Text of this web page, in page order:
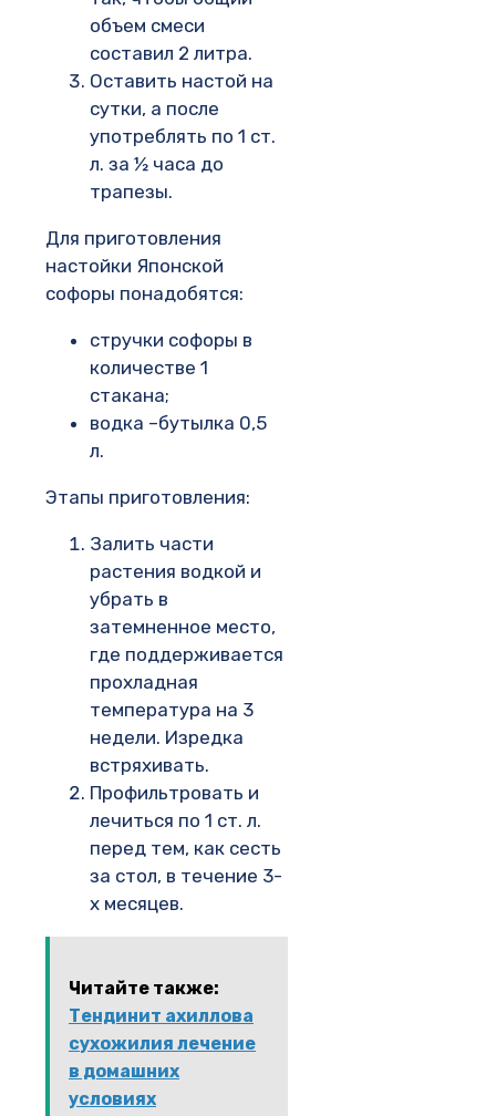
объем смеси
составил 2 литра.
Оставить настой на
сутки, а после
употреблять по 1 ст.
л. за ½ часа до
трапезы.
Для приготовления
настойки Японской
софоры понадобятся:
стручки софоры в
количестве 1
стакана;
водка –бутылка 0,5
л.
Этапы приготовления:
Залить части
растения водкой и
убрать в
затемненное место,
где поддерживается
прохладная
температура на 3
недели. Изредка
встряхивать.
Профильтровать и
лечиться по 1 ст. л.
перед тем, как сесть
за стол, в течение 3-
х месяцев.
Читайте также:
Тендинит ахиллова
сухожилия лечение
в домашних
условиях